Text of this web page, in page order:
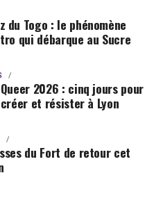
du Togo : le phénomène
qui débarque au Sucre
2026 : cinq jours pour
et résister à Lyon
du Fort de retour cet